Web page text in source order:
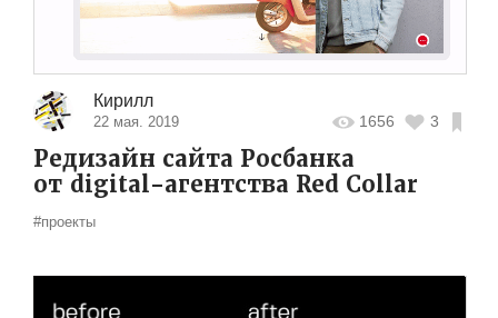
Кирилл
22 мая. 2019 1656 3
Редизайн сайта Росбанка
от digital-агентства Red Collar
#проекты